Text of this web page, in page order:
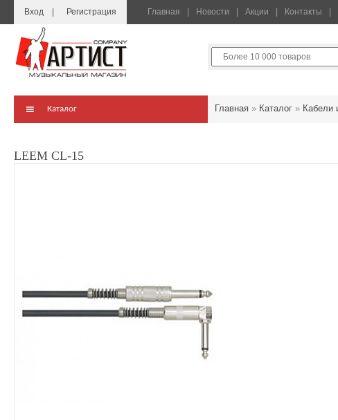
Вход Регистрация Главная Новости Акции Контакты
Каталог Главная » Каталог » Кабели
LEEM CL-15